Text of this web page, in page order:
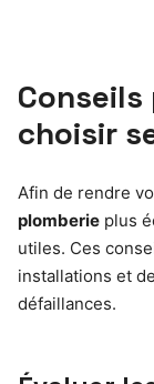
choisir
Afin de rendre
plomberie plus
utiles. Ces
installations et
défaillances.